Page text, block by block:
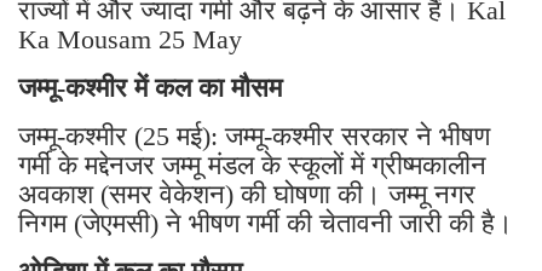
Ka Mousam 25 May
जम्मू-कश्मीर में कल का मौसम
जम्मू-कश्मीर (25 मई): जम्मू-कश्मीर सरकार ने भीषण
गर्मी के मद्देनजर जम्मू मंडल के स्कूलों में ग्रीष्मकालीन
अवकाश (समर वेकेशन) की घोषणा की। जम्मू नगर
निगम (जेएमसी) ने भीषण गर्मी की चेतावनी जारी की है।
ओडिशा में कल का मौसम